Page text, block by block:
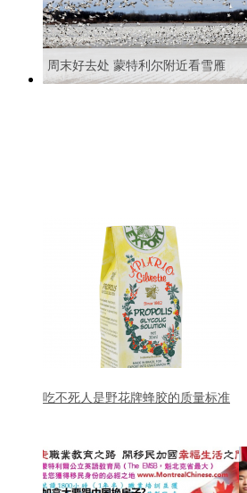
周末好去处 蒙特利尔附近看雪雁
吃不死人是野花牌蜂胶的质量标准